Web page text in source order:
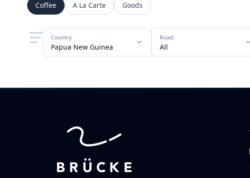
Coffee A La Carte Goods
Country
Papua New Guinea
Roast
All